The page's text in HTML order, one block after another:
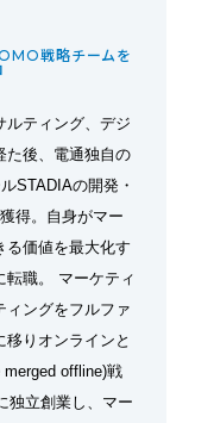
戦略チームを
ルティング、デジ
た後、電通独自の
STADIAの開発・
得。自身がマー
る価値を最大化す
転職。 マーケティ
ィングをフルファ
りオンラインと
offline)戦
独立創業し、マー